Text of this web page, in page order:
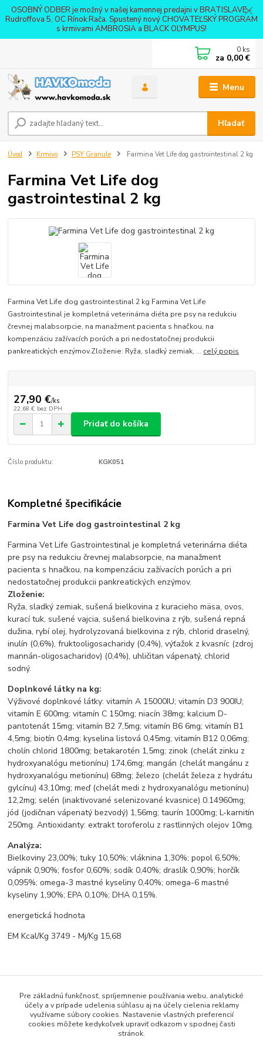
OSOBNÝ ODBER je možný v našej kamennej predajni v BRATISLAVE -
Rudroffova 5, OC Rínok Rača. Spustený nový CHOVATEĽSKÝ PROGRAM
s krmivami AMBROSIA a BLACK OLYMPUS!
Menu
Hľadať
0 ks
za 0,00 €
Úvod Krmivo PSY Granule Farmina Vet Life dog gastrointestinal 2 kg
Farmina Vet Life dog
gastrointestinal 2 kg
Farmina Vet Life dog gastrointestinal 2 kg Farmina Vet Life
Gastrointestinal je kompletná veterinárna diéta pre psy na redukciu
črevnej malabsorpcie, na manažment pacienta s hnačkou, na
kompenzáciu zažívacích porúch a pri nedostatočnej produkcii
pankreatických enzýmov.Zloženie: Ryža, sladký zemiak, ... celý popis
27,90 €/ks
22,68 € bez DPH
Pridať do košíka
Číslo produktu: KGK051
Kompletné špecifikácie
Farmina Vet Life dog gastrointestinal 2 kg
Farmina Vet Life Gastrointestinal je kompletná veterinárna diéta
pre psy na redukciu črevnej malabsorpcie, na manažment
pacienta s hnačkou, na kompenzáciu zažívacích porúch a pri
nedostatočnej produkcii pankreatických enzýmov.
Zloženie:
Ryža, sladký zemiak, sušená bielkovina z kuracieho mäsa, ovos,
kurací tuk, sušené vajcia, sušená bielkovina z rýb, sušená repná
dužina, rybí olej, hydrolyzovaná bielkovina z rýb, chlorid draselný,
inulín (0,6%), fruktooligosacharidy (0,4%), výťažok z kvasníc (zdroj
mannán-oligosacharidov) (0,4%), uhličitan vápenatý, chlorid
sodný.
Doplnkové látky na kg:
Výživové doplnkové látky: vitamín A 15000IU; vitamín D3 900IU;
vitamín E 600mg; vitamín C 150mg; niacín 38mg; kalcium D-
pantotenát 15mg; vitamín B2 7,5mg; vitamín B6 6mg; vitamín B1
4,5mg; biotín 0,4mg; kyselina listová 0,45mg; vitamín B12 0,06mg;
cholín chlorid 1800mg; betakarotén 1,5mg; zinok (chelát zinku z
hydroxyanalógu metionínu) 174,6mg; mangán (chelát mangánu z
hydroxyanalógu metionínu) 68mg; železo (chelát železa z hydrátu
gylcínu) 43,10mg; meď (chelát medi z hydroxyanalógu metionínu)
12,2mg; selén (inaktivované selenizované kvasnice) 0.14960mg;
jód (jodičnan vápenatý bezvodý) 1,56mg; taurín 1000mg; L-karnitín
250mg. Antioxidanty: extrakt toroferolu z rastlinných olejov 10mg.
Analýza:
Bielkoviny 23,00%; tuky 10,50%; vláknina 1,30%; popol 6,50%;
vápnik 0,90%; fosfor 0,60%; sodík 0,40%; draslík 0,90%; horčík
0,095%; omega-3 mastné kyseliny 0,40%; omega-6 mastné
kyseliny 1,90%; EPA 0,10%; DHA 0,15%.
energetická hodnota
EM Kcal/Kg 3749 - Mj/Kg 15,68
Tovar zaradený v kategóriách
WISH LIST ÚTULOK TRNAVA
Pre základnú funkčnosť, spríjemnenie používania webu, analytické
účely a v prípade udelenia súhlasu aj na účely cielenia reklamy
využívame súbory cookies. Nastavenie vlastných preferencií
cookies môžete kedykoľvek upraviť odkazom v spodnej časti
stránok.